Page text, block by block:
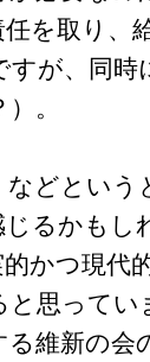
を取り、
が、同
。
などとい
るかもし
かつ現代
思ってい
維新の会